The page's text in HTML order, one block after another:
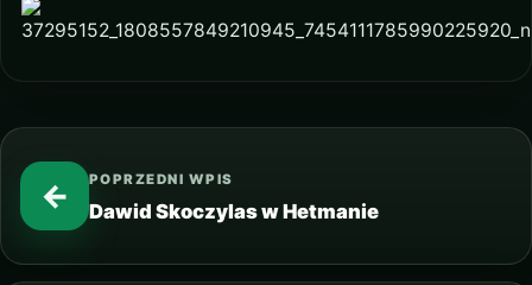
← POPRZEDNI WPIS
Dawid Skoczylas w Hetmanie